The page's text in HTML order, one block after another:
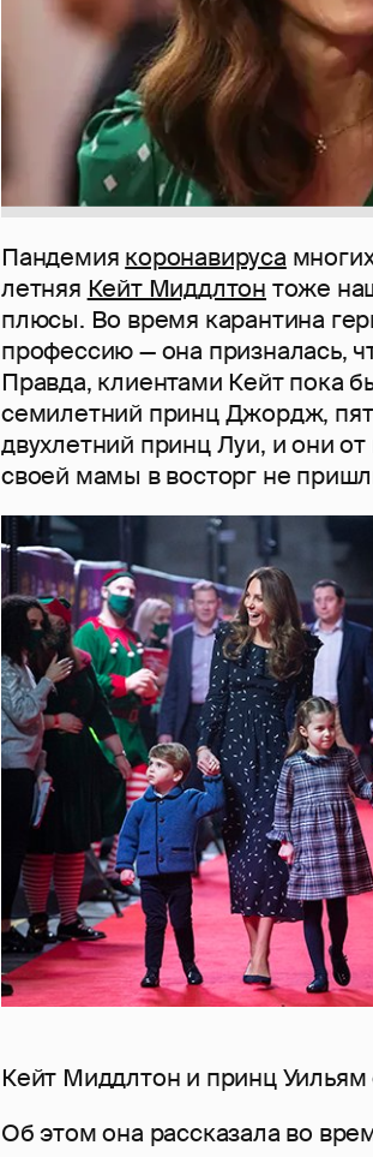
Пандемия коронавируса
летняя Кейт Миддлтон тоже
плюсы. Во время карантина
профессию — она призналась,
Правда, клиентами Кейт пока
семилетний принц Джордж,
двухлетний принц Луи, и они
своей мамы в восторг не
Кейт Миддлтон и принц Уильям
Об этом она рассказала во